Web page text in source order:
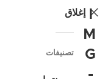
I
M
G
-
إغلاق
تصنيفات